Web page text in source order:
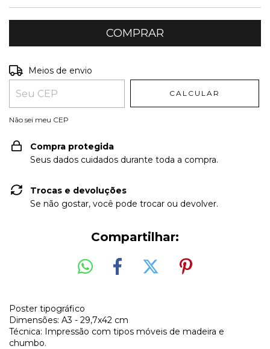
Entregas para o CEP:
Meios de envio
CALCULAR
Não sei meu CEP
Compra protegida
Seus dados cuidados durante toda a compra.
Trocas e devoluções
Se não gostar, você pode trocar ou devolver.
Compartilhar:
Poster tipográfico
Dimensões: A3 - 29,7x42 cm
Técnica: Impressão com tipos móveis de madeira e
chumbo.